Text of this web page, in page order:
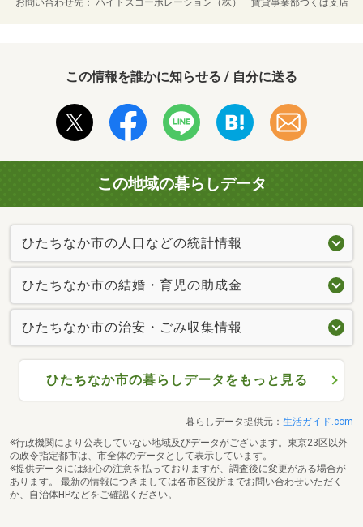
お問い合わせ先 ハイトスコーポレーション（株） 賃貸事業部つくば支店
この情報を誰かに知らせる / 自分に送る
この地域の暮らしデータ
ひたちなか市の人口などの統計情報
ひたちなか市の結婚・育児の助成金
ひたちなか市の治安・ごみ収集情報
ひたちなか市の暮らしデータをもっと見る
暮らしデータ提供元： 生活ガイド.com
※行政機関により公表していない地域及びデータがございます。東京23区以外
の政令指定都市は、市全体のデータとして表示しています。
※提供データには細心の注意を払っておりますが、調査後に変更がある場合が
あります。 最新の情報につきましては各市区役所までお問い合わせいただく
か、自治体HPなどをご確認ください。